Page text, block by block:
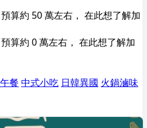
算約 50 萬左右， 在此想了解加
算約 0 萬左右， 在此想了解加
餐 中式小吃 日韓異國 火鍋滷味